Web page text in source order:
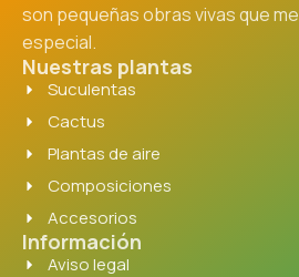
son pequeñas obras vivas que
especial.
Nuestras plantas
Suculentas
Cactus
Plantas de aire
Composiciones
Accesorios
Información
Aviso legal